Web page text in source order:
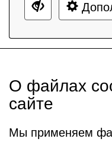
О файлах
сайте
Мы применяем